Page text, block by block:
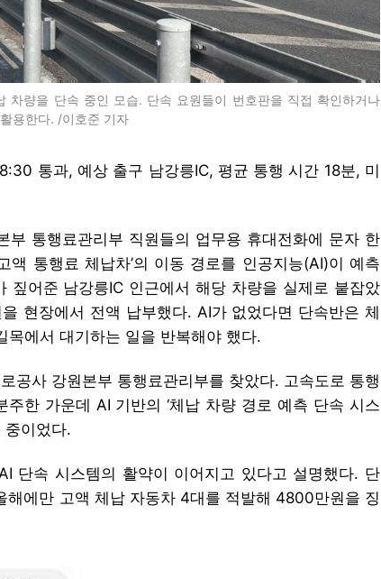
차량을 단속 중인 모습. 단속 요원들이 번호판을 직접 확인하거나
용한다. /이호준 기자
통과, 예상 출구 남강릉IC, 평균 통행 시간 18분, 미
부 통행료관리부 직원들의 업무용 휴대전화에 문자 한
액 통행료 체납차’의 이동 경로를 인공지능(AI)이 예측
짚어준 남강릉IC 인근에서 해당 차량을 실제로 붙잡았
현장에서 전액 납부했다. AI가 없었다면 단속반은 체
목에서 대기하는 일을 반복해야 했다.
공사 강원본부 통행료관리부를 찾았다. 고속도로 통행
한 가운데 AI 기반의 ‘체납 차량 경로 예측 단속 시스
중이었다.
단속 시스템의 활약이 이어지고 있다고 설명했다. 단
해에만 고액 체납 자동차 4대를 적발해 4800만원을 징